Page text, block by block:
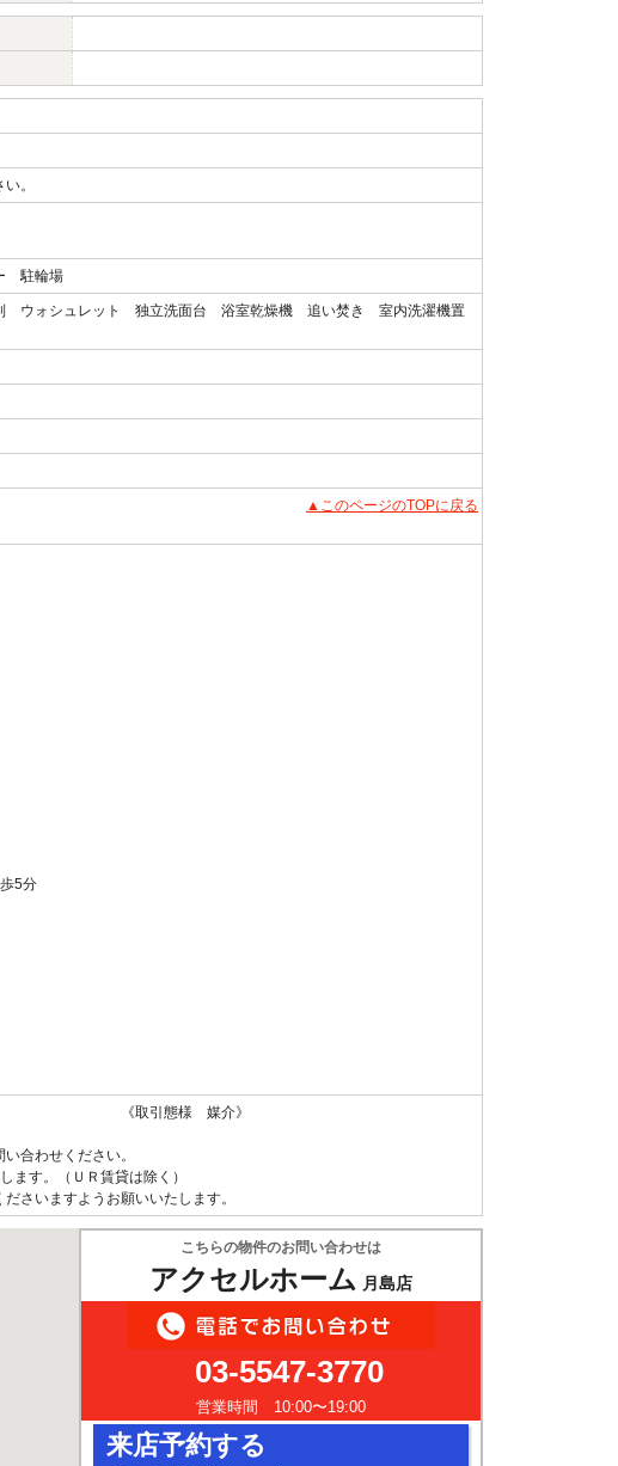
。
駐輪場
ウォシュレット 独立洗面台 浴室乾燥機 追い焚き 室内洗濯機置
▲このページのTOPに戻る
5分
ます。 《取引態様 媒介》
合わせください。
ます。（ＵＲ賃貸は除く）
さいますようお願いいたします。
こちらの物件のお問い合わせは
アクセルホーム 月島店
03-5547-3770
営業時間 10:00〜19:00
来店予約する